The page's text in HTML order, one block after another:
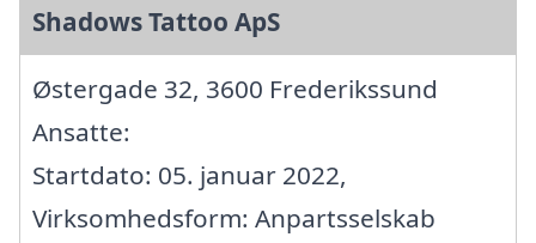
Shadows Tattoo ApS
Østergade 32, 3600 Frederikssund
Ansatte:
Startdato: 05. januar 2022,
Virksomhedsform: Anpartsselskab